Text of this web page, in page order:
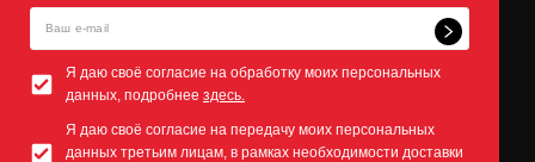
Я даю своё согласие на обработку моих персональных
данных, подробнее здесь.
Я даю своё согласие на передачу моих персональных
данных третьим лицам, в рамках необходимости доставки